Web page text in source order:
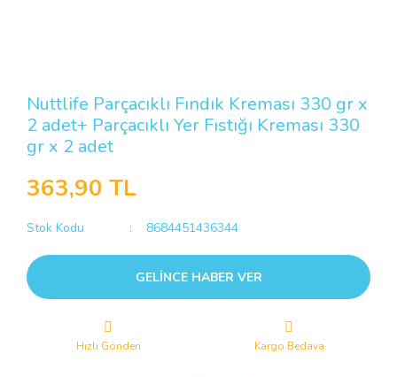
Nuttlife Parçacıklı Fındık Kreması 330 gr x
2 adet+ Parçacıklı Yer Fıstığı Kreması 330
gr x 2 adet
363,90 TL
Stok Kodu 8684451436344
GELİNCE HABER VER
Hızlı Gönderi Kargo Bedava